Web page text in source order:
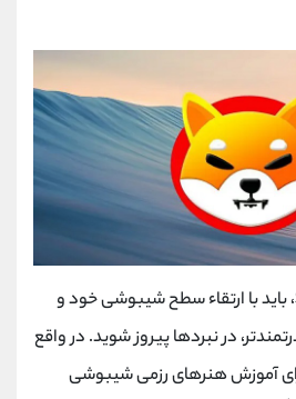
، باید با ارتقاء سطح شیبوشی خود و
در نبردها پیروز شوید. در واقع
آموزش هنرهای رزمی شیبوشی